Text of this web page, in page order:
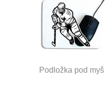
Podložka pod myš